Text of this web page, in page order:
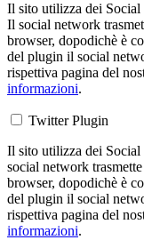
Il sito utilizza dei
Il social network
browser, dopodichè è
del plugin il social
rispettiva pagina del
informazioni.
Twitter Plugin
Il sito utilizza dei
social network
browser, dopodichè è
del plugin il social
rispettiva pagina del
informazioni.